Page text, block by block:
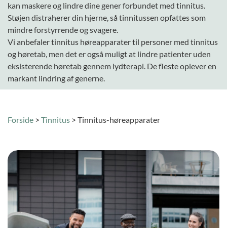
kan maskere og lindre dine gener forbundet med tinnitus.
Støjen distraherer din hjerne, så tinnitussen opfattes som
mindre forstyrrende og svagere.
Vi anbefaler tinnitus høreapparater til personer med tinnitus
og høretab, men det er også muligt at lindre patienter uden
eksisterende høretab gennem lydterapi. De fleste oplever en
markant lindring af generne.
Forside > Tinnitus > Tinnitus-høreapparater